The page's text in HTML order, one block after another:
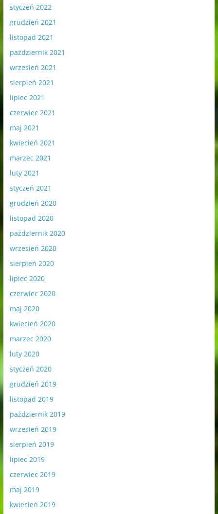
styczeń 2022
grudzień 2021
listopad 2021
październik 2021
wrzesień 2021
sierpień 2021
lipiec 2021
czerwiec 2021
maj 2021
kwiecień 2021
marzec 2021
luty 2021
styczeń 2021
grudzień 2020
listopad 2020
październik 2020
wrzesień 2020
sierpień 2020
lipiec 2020
czerwiec 2020
maj 2020
kwiecień 2020
marzec 2020
luty 2020
styczeń 2020
grudzień 2019
listopad 2019
październik 2019
wrzesień 2019
sierpień 2019
lipiec 2019
czerwiec 2019
maj 2019
kwiecień 2019